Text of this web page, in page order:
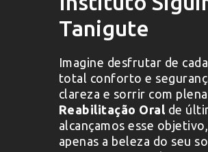
Tanigute
Imagine desfrutar de
total conforto e
clareza e sorrir com
Reabilitação Oral de
alcançamos esse
apenas a beleza do seu